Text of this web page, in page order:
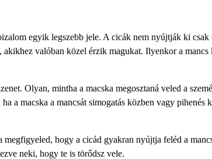
egyik legszebb jele. A cicák nem nyújtják ki csak
valóban közel érzik magukat. Ilyenkor a mancs
Olyan, mintha a macska megosztaná veled a
a macska a mancsát simogatás közben vagy pihenés
hogy a cicád gyakran nyújtja feléd a
neki, hogy te is törődsz vele.